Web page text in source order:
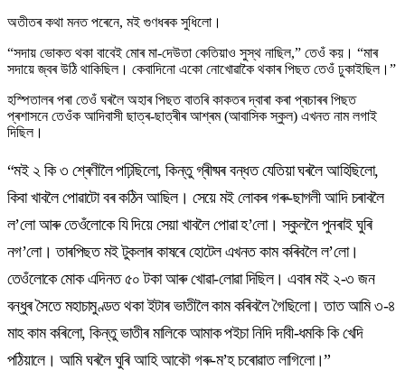
অতীতৰ কথা মনত পৰেনে, মই গুণধৰক সুধিলো।
“সদায় ভোকত থকা বাবেই মোৰ মা-দেউতা কেতিয়াও সুস্থ নাছিল,” তেওঁ কয়। “মাৰ
সদায়ে জ্বৰ উঠি থাকিছিল। কেবাদিনো একো নোখোৱাকৈ থকাৰ পিছত তেওঁ ঢুকাইছিল।”
হস্পিতালৰ পৰা তেওঁ ঘৰলৈ অহাৰ পিছত বাতৰি কাকতৰ দ্বাৰা কৰা প্ৰচাৰৰ পিছত
প্ৰশাসনে তেওঁক আদিবাসী ছাত্ৰ-ছাত্ৰীৰ আশ্ৰম (আবাসিক স্কুল) এখনত নাম লগাই
দিছিল।
“মই ২ কি ৩ শ্ৰেণীলৈ পঢ়িছিলো, কিন্তু গ্ৰীষ্মৰ বন্ধত যেতিয়া ঘৰলৈ আহিছিলো,
কিবা খাবলৈ পোৱাটো বৰ কঠিন আছিল। সেয়ে মই লোকৰ গৰু-ছাগলী আদি চৰাবলৈ
ল’লো আৰু তেওঁলোকে যি দিয়ে সেয়া খাবলৈ পোৱা হ’লো। স্কুললৈ পুনৰাই ঘুৰি
নগ’লো। তাৰপিছত মই টুকলাৰ কাষৰে হোটেল এখনত কাম কৰিবলৈ ল’লো।
তেওঁলোকে মোক এদিনত ৫০ টকা আৰু খোৱা-লোৱা দিছিল। এবাৰ মই ২-৩ জন
বন্ধুৰ সৈতে মহাচামুণ্ডত থকা ইটাৰ ভাতীলৈ কাম কৰিবলৈ গৈছিলো। তাত আমি ৩-৪
মাহ কাম কৰিলো, কিন্তু ভাতীৰ মালিকে আমাক পইচা নিদি দাবী-ধমকি কি খেদি
পঠিয়ালে। আমি ঘৰলৈ ঘুৰি আহি আকৌ গৰু-ম’হ চৰোৱাত লাগিলো।”